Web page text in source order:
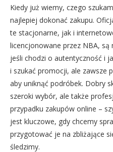
Kiedy już wiemy, czego
najlepiej dokonać zakupu.
te stacjonarne, jak i
licencjonowane przez NBA,
jeśli chodzi o autentyczność i
i szukać promocji, ale zawsze
aby uniknąć podróbek. Dobry
szeroki wybór, ale także
przypadku zakupów online –
jest kluczowe, gdy chcemy
przygotować je na zbliżające
śledzimy.